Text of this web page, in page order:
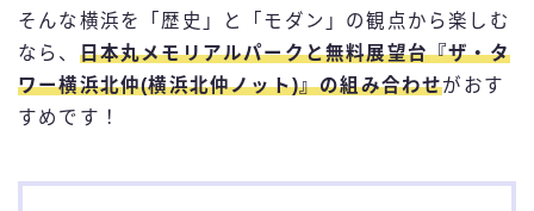
ブログ技術
お問い合わせ
そんな横浜を「歴史」と「モダン」の観点から楽しむ
なら、 日本丸メモリアルパークと無料展望台『ザ・タ
ワー横浜北仲(横浜北仲ノット)』の組み合わせがおす
すめです！